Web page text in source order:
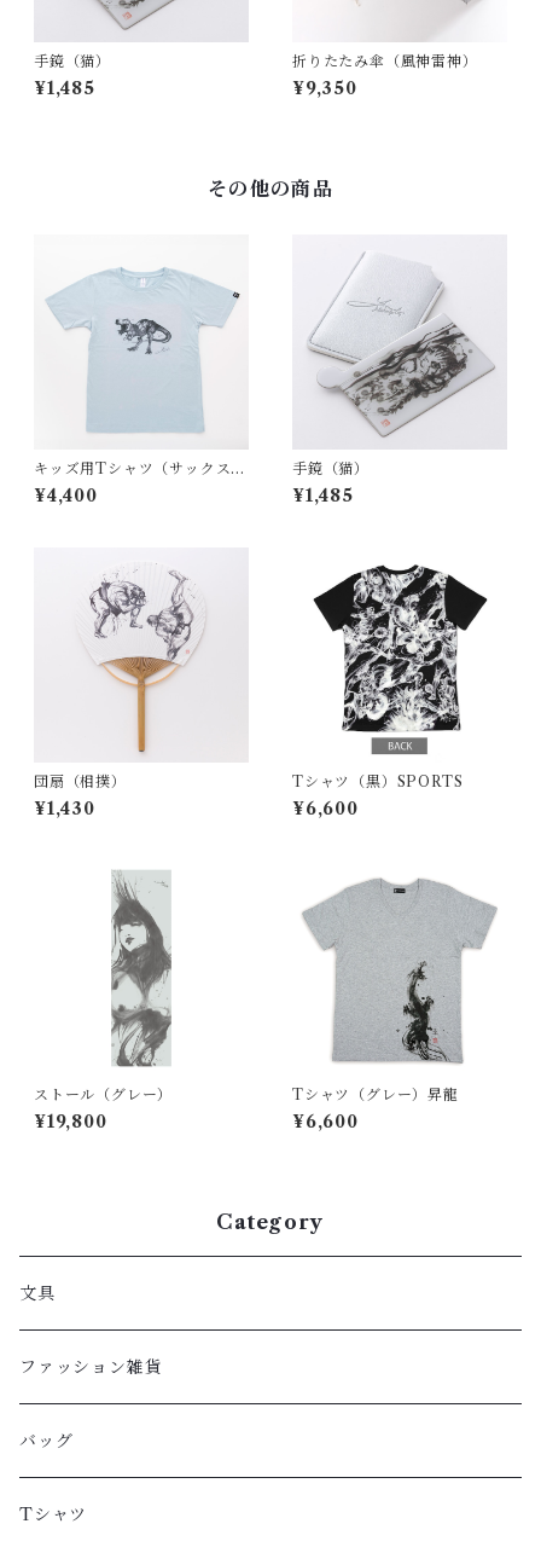
手鏡（猫）
¥1,485
折りたたみ傘（風神雷神）
¥9,350
その他の商品
キッズ用Tシャツ（サックス）
T.Rex
¥4,400
手鏡（猫）
¥1,485
団扇（相撲）
¥1,430
Tシャツ（黒）SPORTS
¥6,600
ストール（グレー）
¥19,800
Tシャツ（グレー）昇龍
¥6,600
Category
文具
ファッション雑貨
バッグ
Tシャツ